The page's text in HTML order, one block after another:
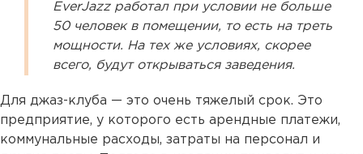
EverJazz работал при условии не больше
50 человек в помещении, то есть на треть
мощности. На тех же условиях, скорее
всего, будут открываться заведения.
Для джаз-клуба — это очень тяжелый срок. Это
предприятие, у которого есть арендные платежи,
коммунальные расходы, затраты на персонал и